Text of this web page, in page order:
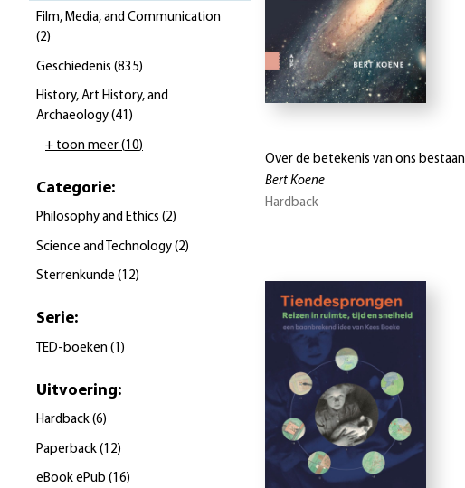
Film, Media, and Communication
(2)
Geschiedenis (835)
History, Art History, and
Archaeology (41 )
+ toon meer ( 10)
Categorie:
Philosophy and Ethics (2)
Science and Technology (2)
Sterrenkunde (12)
Serie:
TED-boeken ( 1 )
Uitvoering:
Hardback (6)
Paperback ( 12)
eBook ePub (16)
Over de betekenis van ons bestaan
Bert Koene
Hardback